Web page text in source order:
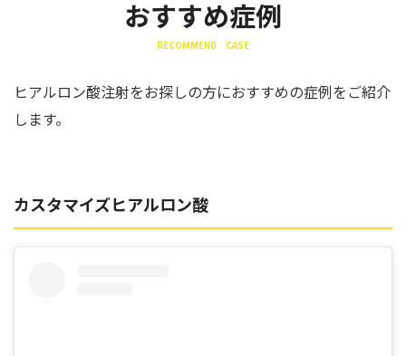
おすすめ症例
RECOMMEND CASE
ヒアルロン酸注射をお探しの方におすすめの症例をご紹介
します。
カスタマイズヒアルロン酸